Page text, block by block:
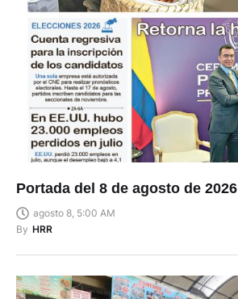
Portada del 8 de agosto de 2026
agosto 8, 5:00 AM
By HRR